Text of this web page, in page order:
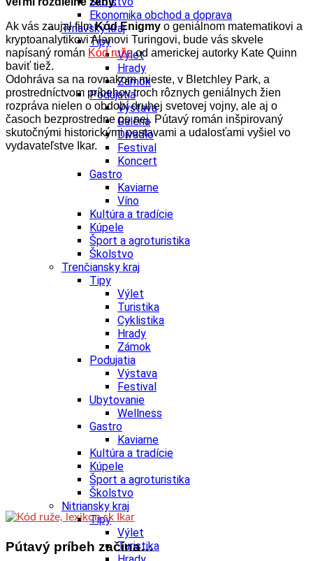
Ekonomika obchod a doprava
Trnavský kraj
Tipy
Výlet
Hrady
Zámok
Podujatia
Výstava
Galéria
Divadlo
Festival
Koncert
Gastro
Kaviarne
Víno
Kultúra a tradície
Kúpele
Šport a agroturistika
Školstvo
Trenčiansky kraj
Tipy
Výlet
Turistika
Cyklistika
Hrady
Zámok
Podujatia
Výstava
Festival
Ubytovanie
Wellness
Gastro
Kaviarne
Kultúra a tradície
Kúpele
Šport a agroturistika
Školstvo
Nitriansky kraj
Tipy
Výlet
Turistika
Ak vás zaujal filmKód Enigmy o geniálnom matematikovi a
kryptoanalytikovi Alanovi Turingovi, bude vás skvele
napísaný román Kód ružeod americkej autorky Kate Quinn
baviť tiež.
Odohráva sa na rovnakom mieste, v Bletchley Park, a
prostredníctvom príbehov troch rôznych geniálnych žien
rozpráva nielen o období druhej svetovej vojny, ale aj o
časoch bezprostredne po nej. Pútavý román inšpirovaný
skutočnými historickými postavami a udalosťami vyšiel vo
vydavateľstve Ikar.
Pútavý príbeh začína…